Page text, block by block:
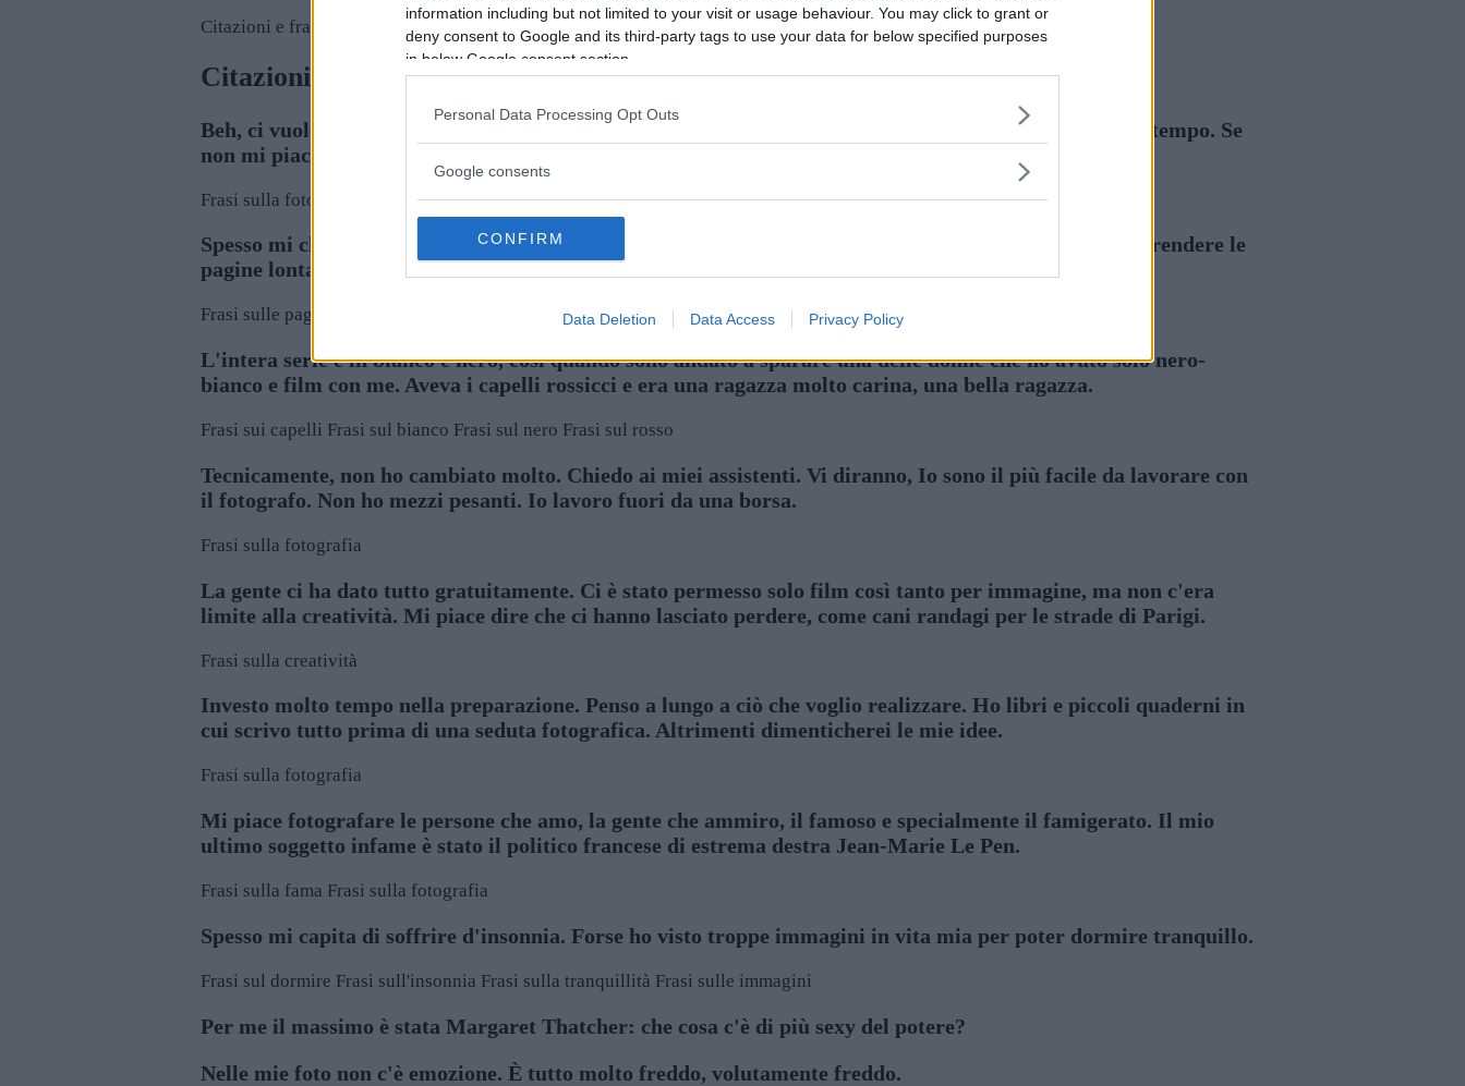
information including but not limited to your visit or usage behaviour. You may click to grant or
deny consent to Google and its third-party tags to use your data for below specified purposes
in below Google consent section.
Personal Data Processing Opt Outs
Google consents
CONFIRM
Data Deletion Data Access Privacy Policy
Citazioni e frasi
Citazioni di Helmut Newton
Beh, ci vuole una certa quantità di denaro. E ho avuto modo di vedere le foto della persona prima del tempo. Se
non mi piace il modo in cui la persona guarda, io non lo farò.
Frasi sulla fotografia
Spesso mi chiedono di girare per loro. Ma io dico di no credo che un vecchio come me non dovrebbe prendere le
pagine lontano da giovani fotografi che hanno bisogno l'esposizione.
Frasi sulle pagine
L'intera serie è in bianco e nero, così quando sono andato a sparare una delle donne che ho avuto solo nero-
bianco e film con me. Aveva i capelli rossicci e era una ragazza molto carina, una bella ragazza.
Frasi sui capelli Frasi sul bianco Frasi sul nero Frasi sul rosso
Tecnicamente, non ho cambiato molto. Chiedo ai miei assistenti. Vi diranno, Io sono il più facile da lavorare con
il fotografo. Non ho mezzi pesanti. Io lavoro fuori da una borsa.
Frasi sulla fotografia
La gente ci ha dato tutto gratuitamente. Ci è stato permesso solo film così tanto per immagine, ma non c'era
limite alla creatività. Mi piace dire che ci hanno lasciato perdere, come cani randagi per le strade di Parigi.
Frasi sulla creatività
Investo molto tempo nella preparazione. Penso a lungo a ciò che voglio realizzare. Ho libri e piccoli quaderni in
cui scrivo tutto prima di una seduta fotografica. Altrimenti dimenticherei le mie idee.
Frasi sulla fotografia
Mi piace fotografare le persone che amo, la gente che ammiro, il famoso e specialmente il famigerato. Il mio
ultimo soggetto infame è stato il politico francese di estrema destra Jean-Marie Le Pen.
Frasi sulla fama Frasi sulla fotografia
Spesso mi capita di soffrire d'insonnia. Forse ho visto troppe immagini in vita mia per poter dormire tranquillo.
Frasi sul dormire Frasi sull'insonnia Frasi sulla tranquillità Frasi sulle immagini
Per me il massimo è stata Margaret Thatcher: che cosa c'è di più sexy del potere?
Nelle mie foto non c'è emozione. È tutto molto freddo, volutamente freddo.